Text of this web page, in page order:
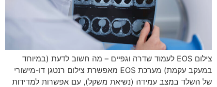
צילום EOS לעמוד שדרה וגפיים – מה חשוב לדעת (במיוחד
במעקב עקמת) מערכת EOS מאפשרת צילום רנטגן דו-מישורי
של השלד במצב עמידה (נשיאת משקל), עם אפשרות למדידות